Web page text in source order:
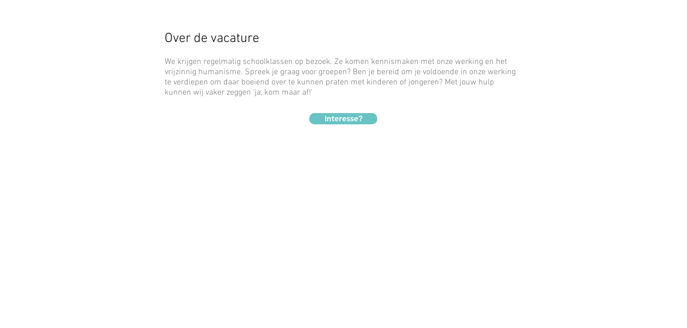
Over de vacature
We krijgen regelmatig schoolklassen op bezoek. Ze komen kennismaken met onze werking en het
vrijzinnig humanisme. Spreek je graag voor groepen? Ben je bereid om je voldoende in onze werking
te verdiepen om daar boeiend over te kunnen praten met kinderen of jongeren? Met jouw hulp
kunnen wij vaker zeggen ‘ja, kom maar af!’
Interesse?